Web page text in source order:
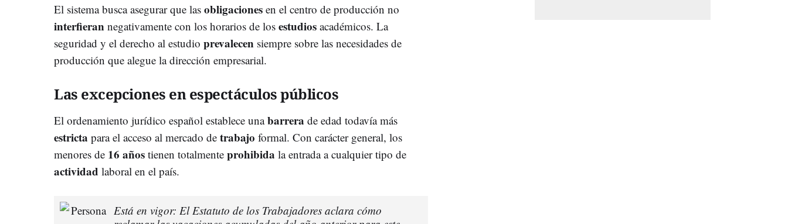
El sistema busca asegurar que las obligaciones en el centro de producción no
interfieran negativamente con los horarios de los estudios académicos. La
seguridad y el derecho al estudio prevalecen siempre sobre las necesidades de
producción que alegue la dirección empresarial.
Las excepciones en espectáculos públicos
El ordenamiento jurídico español establece unabarrera de edad todavía más
estricta para el acceso al mercado de trabajo formal. Con carácter general, los
menores de 16 años tienen totalmente prohibida la entrada a cualquier tipo de
actividad laboral en el país.
Está en vigor: El Estatuto de los Trabajadores aclara cómo